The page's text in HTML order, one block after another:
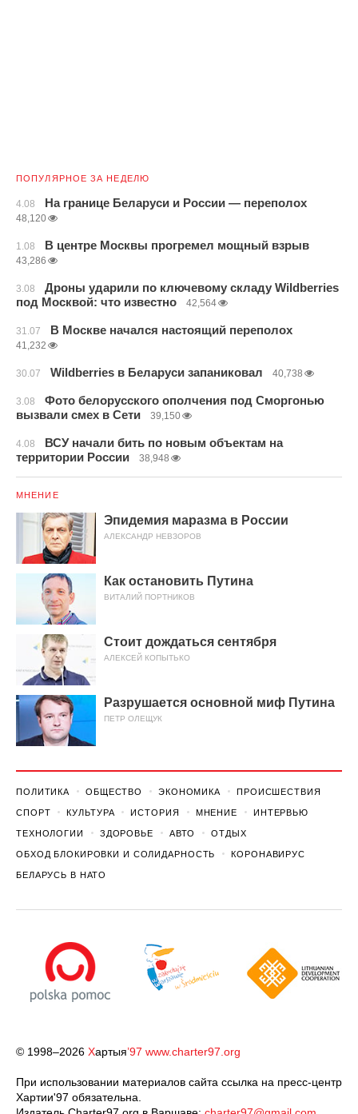
ПОПУЛЯРНОЕ ЗА НЕДЕЛЮ
4.08 На границе Беларуси и России — переполох
48,120
1.08 В центре Москвы прогремел мощный взрыв
43,286
3.08
Дроны ударили по ключевому складу Wildberries
под Москвой: что известно
42,564
31.07 В Москве начался настоящий переполох
41,232
30.07 Wildberries в Беларуси запаниковал 40,738
3.08
Фото белорусского ополчения под Сморгонью
вызвали смех в Сети
39,150
4.08
ВСУ начали бить по новым объектам на
территории России
38,948
МНЕНИЕ
Эпидемия маразма в России
АЛЕКСАНДР НЕВЗОРОВ
Как остановить Путина
ВИТАЛИЙ ПОРТНИКОВ
Стоит дождаться сентября
АЛЕКСЕЙ КОПЫТЬКО
Разрушается основной миф Путина
ПЕТР ОЛЕЩУК
ПОЛИТИКА ОБЩЕСТВО ЭКОНОМИКА ПРОИСШЕСТВИЯ
СПОРТ КУЛЬТУРА ИСТОРИЯ МНЕНИЕ ИНТЕРВЬЮ
ТЕХНОЛОГИИ ЗДОРОВЬЕ АВТО ОТДЫХ
ОБХОД БЛОКИРОВКИ И СОЛИДАРНОСТЬ КОРОНАВИРУС
БЕЛАРУСЬ В НАТО
© 1998–2026 Хартыя’97 www.charter97.org
При использовании материалов сайта ссылка на пресс-центр
Хартии'97 обязательна.